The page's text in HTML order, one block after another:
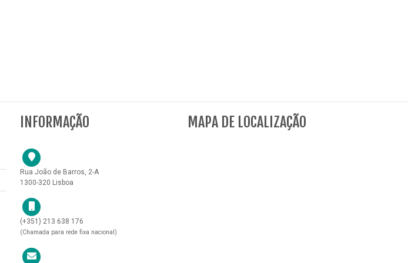
INFORMAÇÃO
Rua João de Barros, 2-A
1300-320 Lisboa
(+351) 213 638 176
(Chamada para rede fixa nacional)
MAPA DE LOCALIZAÇÃO